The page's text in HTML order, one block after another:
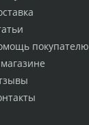
покупателю